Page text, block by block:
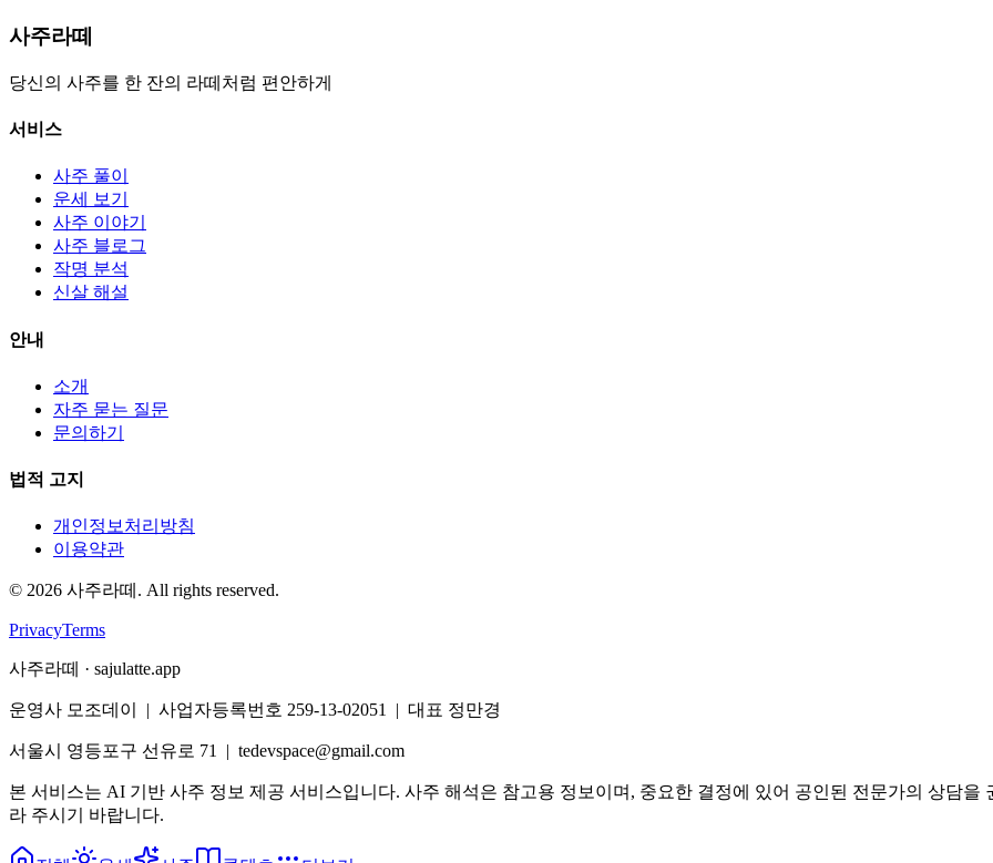
사주라떼
당신의 사주를 한 잔의 라떼처럼 편안하게
서비스
사주 풀이
운세 보기
사주 이야기
사주 블로그
작명 분석
신살 해설
안내
소개
자주 묻는 질문
문의하기
법적 고지
개인정보처리방침
이용약관
© 2026 사주라떼. All rights reserved.
PrivacyTerms
사주라떼 · sajulatte.app
운영사 모조데이 | 사업자등록번호 259-13-02051 | 대표 정만경
서울시 영등포구 선유로 71 | tedevspace@gmail.com
본 서비스는 AI 기반 사주 정보 제공 서비스입니다. 사주 해석은 참고용 정보이며, 중요한 결정에 있어 공인된 전문가의 상담
라 주시기 바랍니다.